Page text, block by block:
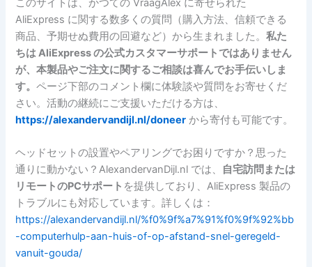
このサイトは、かつての VraagAlex に寄せられた
AliExpress に関する数多くの質問（購入方法、信頼できる
商品、予期せぬ費用の回避など）から生まれました。私た
ちは AliExpress の公式カスタマーサポートではありません
が、本製品やご注文に関するご相談は喜んでお手伝いしま
す。ページ下部のコメント欄に体験談や質問をお寄せくだ
さい。活動の継続にご支援いただける方は、
https://alexandervandijl.nl/doneer から寄付も可能です。
ヘッドセットの設置やペアリングでお困りですか？思った
通りに動かない？AlexandervanDijl.nl では、 自宅訪問または
リモートのPCサポート を提供しており、AliExpress 製品の
トラブルにも対応しています。詳しくは：
https://alexandervandijl.nl/%f0%9f%a7%91%f0%9f%92%bb
-computerhulp-aan-huis-of-op-afstand-snel-geregeld-
vanuit-gouda/